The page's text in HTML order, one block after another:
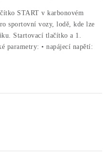
START v karbonovém
sportovní vozy, lodě, kde lze
Startovací tlačítko a 1.
parametry: • napájecí napětí: